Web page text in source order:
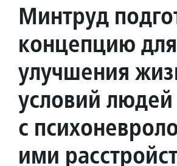
Минтруд
концепцию для
улучшения
условий людей
с
ими